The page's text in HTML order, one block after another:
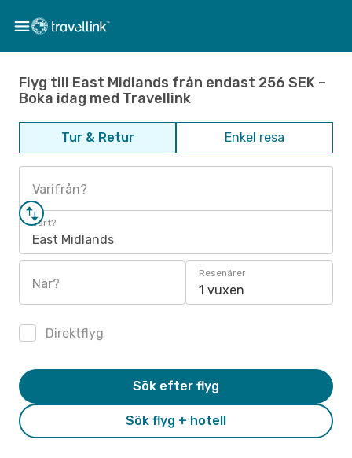
Flyg till East Midlands från endast 256 SEK –
Boka idag med Travellink
Tur & Retur Enkel resa
Varifrån?
Vart?
East Midlands
När?
Resenärer
1 vuxen
Direktflyg
Sök flyg + hotell
Sök efter flyg